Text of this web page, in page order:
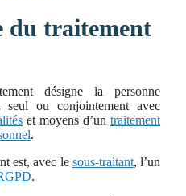
du traitement
désigne la personne
ou conjointement avec
et moyens d’un traitement
.
est, avec le sous-traitant, l’un
.